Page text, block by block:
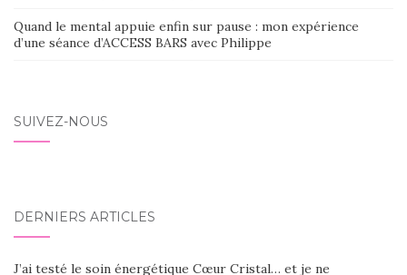
Quand le mental appuie enfin sur pause : mon expérience
d’une séance d’ACCESS BARS avec Philippe
SUIVEZ-NOUS
DERNIERS ARTICLES
J’ai testé le soin énergétique Cœur Cristal… et je ne